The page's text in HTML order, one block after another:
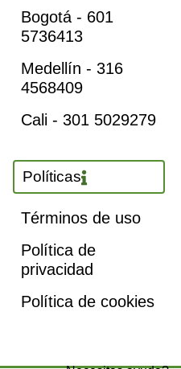
Bogotá - 601
5736413
Medellín - 316
4568409
Cali - 301 5029279
Políticas
Términos de uso
Política de
privacidad
Política de cookies